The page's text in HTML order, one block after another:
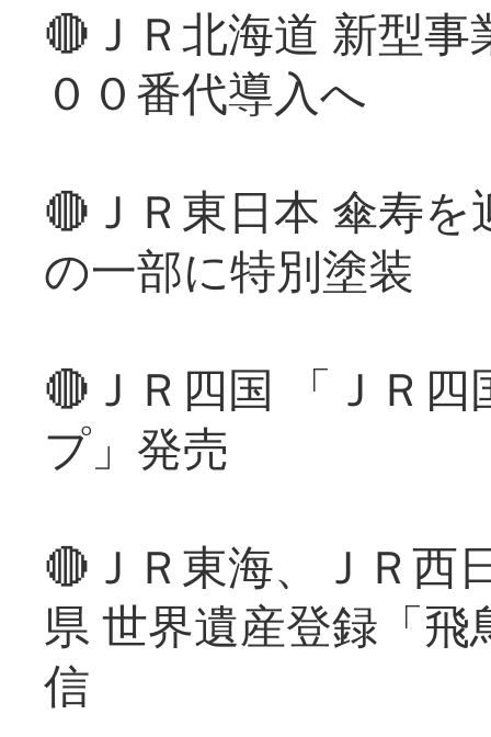
🔴ＪＲ北海道 新型
００番代導入へ
🔴ＪＲ東日本 傘寿
の一部に特別塗装
🔴ＪＲ四国 「ＪＲ
プ」発売
🔴ＪＲ東海、ＪＲ西
県 世界遺産登録「
信